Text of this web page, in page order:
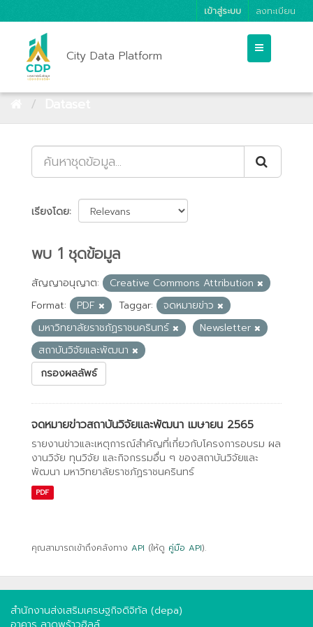
เข้าสู่ระบบ ลงทะเบียน
City Data Platform
เรียงโดย
พบ 1 ชุดข้อมูล
สัญญาอนุญาต:
Creative Commons Attribution
Format:
PDF Taggar:
จดหมายข่าว
มหาวิทยาลัยราชภัฏราชนครินทร์
Newsletter
สถาบันวิจัยและพัฒนา
กรองผลลัพธ์
จดหมายข่าวสถาบันวิจัยและพัฒนา เมษายน 2565
รายงานข่าวและเหตุการณ์สำคัญที่เกี่ยวกับโครงการอบรม ผล
งานวิจัย ทุนวิจัย และกิจกรรมอื่น ๆ ของสถาบันวิจัยและ
พัฒนา มหาวิทยาลัยราชภัฏราชนครินทร์
PDF
คุณสามารถเข้าถึงคลังทาง API (ให้ดู คู่มือ API).
สำนักงานส่งเสริมเศรษฐกิจดิจิทัล (depa)